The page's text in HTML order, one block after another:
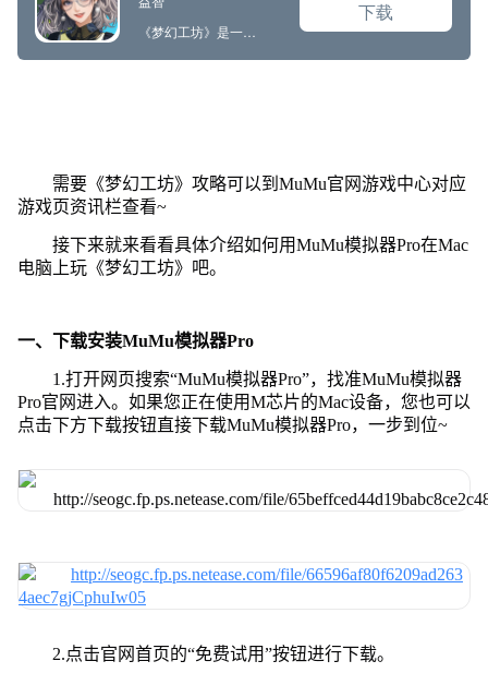
需要《梦幻工坊》攻略可以到MuMu官网游戏中心对应
游戏页资讯栏查看~
接下来就来看看具体介绍如何用MuMu模拟器Pro在Mac
电脑上玩《梦幻工坊》吧。
一、下载安装MuMu模拟器Pro
1.打开网页搜索“MuMu模拟器Pro”，找准MuMu模拟器
Pro官网进入。如果您正在使用M芯片的Mac设备，您也可以
点击下方下载按钮直接下载MuMu模拟器Pro，一步到位~
2.点击官网首页的“免费试用”按钮进行下载。